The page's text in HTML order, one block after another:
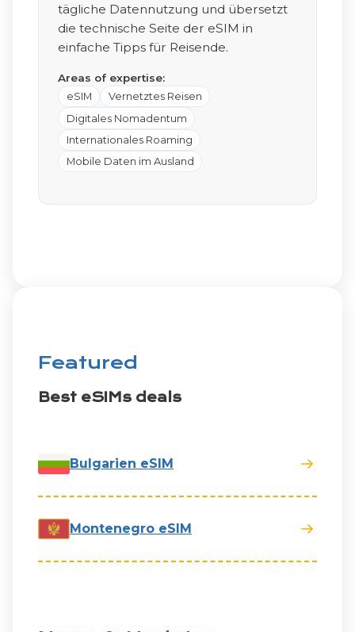
tägliche Datennutzung und übersetzt
die technische Seite der eSIM in
einfache Tipps für Reisende.
Areas of expertise:
eSIM
Vernetztes Reisen
Digitales Nomadentum
Internationales Roaming
Mobile Daten im Ausland
Featured
Best eSIMs deals
Bulgarien eSIM
Montenegro eSIM